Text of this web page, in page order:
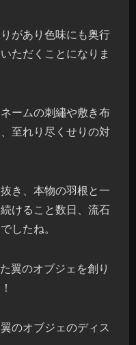
があり色味にも奥行
ただくことになりま
ームの刺繡や敷き布
至れり尽くせりの対
き、本物の羽根と一
けること数日、流石
したね。
のオブジェを創り
のオブジェのディス